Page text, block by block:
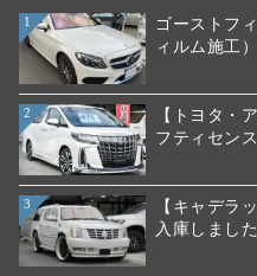
1
ゴーストフ
ィルム施工）
2
【トヨタ・
フティセン
3
【キャデラ
入庫しました